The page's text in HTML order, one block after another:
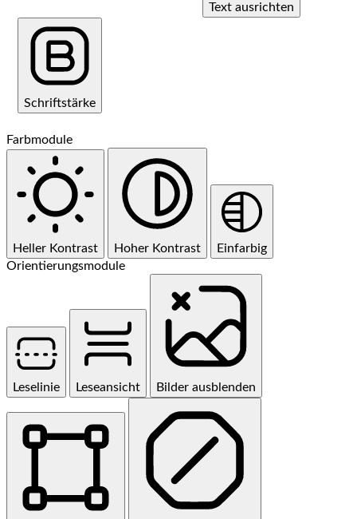
Text ausrichten
Schriftstärke
Farbmodule
Heller Kontrast Hoher Kontrast
Einfarbig
Orientierungsmodule
Leselinie Leseansicht Bilder ausblenden